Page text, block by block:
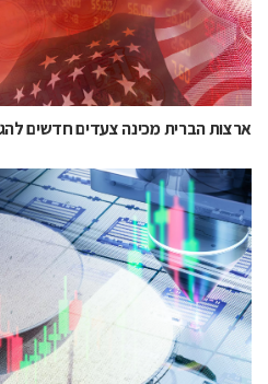
ארצות הברית מכינה צעדים חדשים